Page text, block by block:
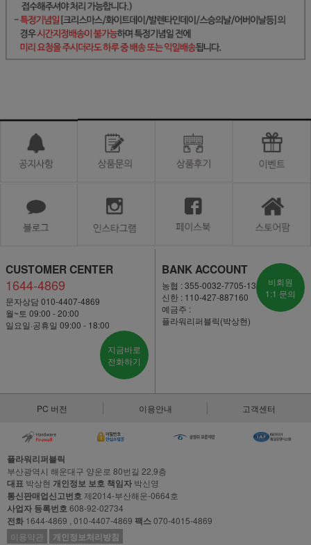
CUSTOMER CENTER
1644-4869
문자상담 010-4407-4869
월~토 09:00 - 20:00
일요일·공휴일 09:00 - 18:00
지금바로
전화하기
BANK ACCOUNT
농협 : 355-0032-7705-13
신한 : 110-427-887160
예금주 :
플라워리퍼블릭(박상현)
비회원
1:1 문의
PC 버전 이용안내 고객센터
플라워리퍼블릭
부산광역시 해운대구 양운로 80번길 22,9층
대표 박상현 개인정보 보호 책임자 박신영
통신판매업신고번호제2014-부산해운-0664호
사업자 등록번호608-92-02734
전화 1644-4869 , 010-4407-4869 팩스070-4015-4869
이용약관
개인정보처리방침